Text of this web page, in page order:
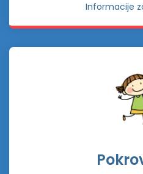
Informacije